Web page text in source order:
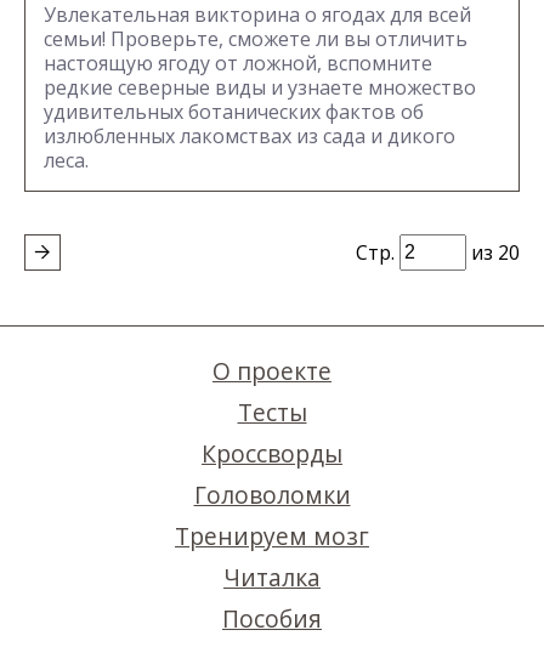
Увлекательная викторина о ягодах для всей
семьи! Проверьте, сможете ли вы отличить
настоящую ягоду от ложной, вспомните
редкие северные виды и узнаете множество
удивительных ботанических фактов об
излюбленных лакомствах из сада и дикого
леса.
Стр. из 20
О проекте
Тесты
Кроссворды
Головоломки
Тренируем мозг
Читалка
Пособия